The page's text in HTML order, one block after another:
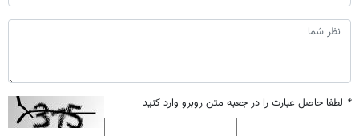
* لطفا حاصل عبارت را در جعبه متن روبرو وارد کنید